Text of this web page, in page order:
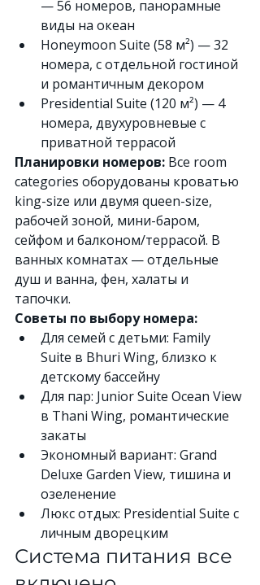
— 56 номеров, панорамные
виды на океан
Honeymoon Suite (58 м²) — 32
номера, с отдельной гостиной
и романтичным декором
Presidential Suite (120 м²) — 4
номера, двухуровневые с
приватной террасой
Планировки номеров: Все room
categories оборудованы кроватью
king-size или двумя queen-size,
рабочей зоной, мини-баром,
сейфом и балконом/террасой. В
ванных комнатах — отдельные
душ и ванна, фен, халаты и
тапочки.
Советы по выбору номера:
Для семей с детьми: Family
Suite в Bhuri Wing, близко к
детскому бассейну
Для пар: Junior Suite Ocean View
в Thani Wing, романтические
закаты
Экономный вариант: Grand
Deluxe Garden View, тишина и
озеленение
Люкс отдых: Presidential Suite с
личным дворецким
Система питания все